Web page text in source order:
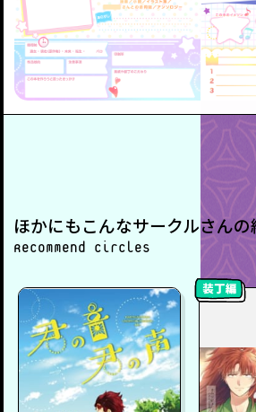
ほかにもこんなサークルさん
Recommend circles